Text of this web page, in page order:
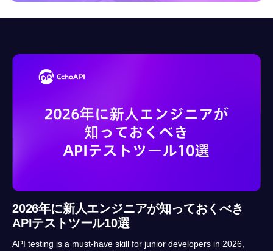
2026年に新人エンジニアが知っておくべき
APIテストツール10選
API testing is a must-have skill for junior developers in 2026,